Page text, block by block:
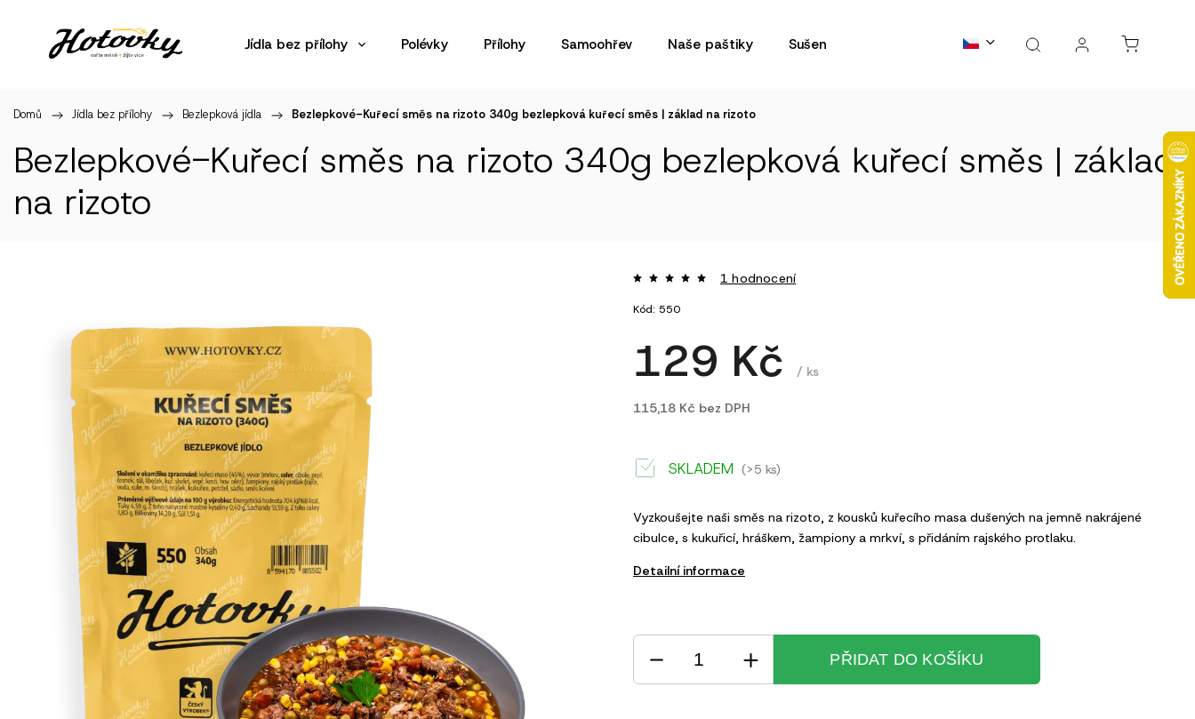
Jídla bez přílohy Polévky Přílohy Samoohřev Naše paštiky Sušené maso Kontakty B2B spolupráce
Domů / Jídla bez přílohy / Bezlepková jídla / Bezlepkové-Kuřecí směs na rizoto 340g bezlepková kuřecí směs | základ na rizoto
Bezlepkové-Kuřecí směs na rizoto 340g bezlepková kuřecí směs | základ
na rizoto
1 hodnocení
129 Kč/ ks
115,18 Kč bez DPH
Kód: 550
Vyzkoušejte naši směs na rizoto, z kousků kuřecího masa dušených na jemně nakrájené
cibulce, s kukuřicí, hráškem, žampiony a mrkví, s přidáním rajského protlaku.
Detailní informace
SKLADEM (>5 ks)
PŘIDAT DO KOŠÍKU